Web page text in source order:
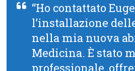
“Ho contattato
l’installazione
nella mia nuova
Medicina. È stato
professionale,